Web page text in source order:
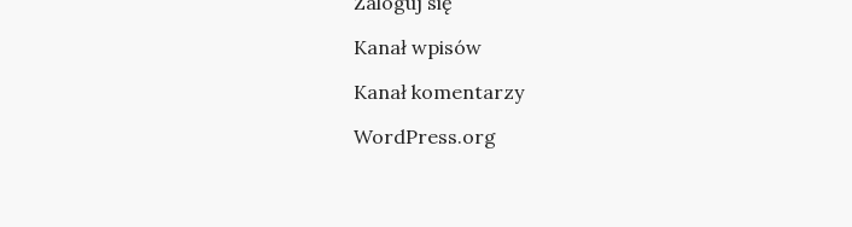
Kanał wpisów
Kanał komentarzy
WordPress.org